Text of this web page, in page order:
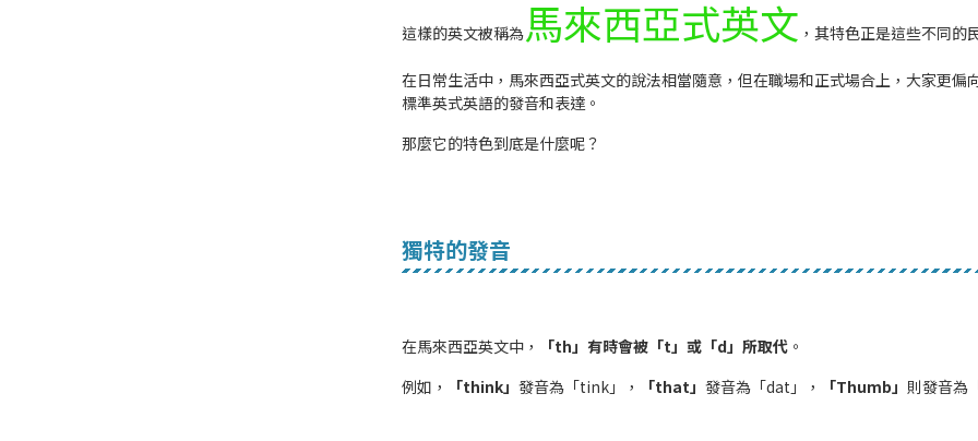
這樣的英文被稱為馬來西亞式英文 ，其特色正是這些不同的
在日常生活中， 馬來西亞式英文的說法相當隨意，但在職場和正式場合上，大家更偏
標準英式英語的發音和表達。
那麼它的特色到底是什麼呢？
獨特的發音
在馬來西亞英文中， 「th」有時會被「t」或「d」所取代 。
例如，
「think」 發音為「tink」， 「that」 發音為「dat」， 「Thumb」 則發音為